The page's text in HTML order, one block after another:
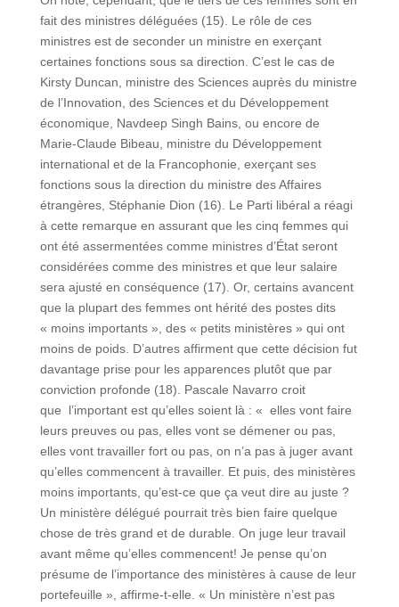
fait des ministres déléguées (15). Le rôle de ces
ministres est de seconder un ministre en exerçant
certaines fonctions sous sa direction. C’est le cas de
Kirsty Duncan, ministre des Sciences auprès du ministre
de l’Innovation, des Sciences et du Développement
économique, Navdeep Singh Bains, ou encore de
Marie-Claude Bibeau, ministre du Développement
international et de la Francophonie, exerçant ses
fonctions sous la direction du ministre des Affaires
étrangères, Stéphanie Dion (16). Le Parti libéral a réagi
à cette remarque en assurant que les cinq femmes qui
ont été assermentées comme ministres d’État seront
considérées comme des ministres et que leur salaire
sera ajusté en conséquence (17). Or, certains avancent
que la plupart des femmes ont hérité des postes dits
« moins importants », des « petits ministères » qui ont
moins de poids. D’autres affirment que cette décision fut
davantage prise pour les apparences plutôt que par
conviction profonde (18). Pascale Navarro croit
que l’important est qu’elles soient là : « elles vont faire
leurs preuves ou pas, elles vont se démener ou pas,
elles vont travailler fort ou pas, on n’a pas à juger avant
qu’elles commencent à travailler. Et puis, des ministères
moins importants, qu’est-ce que ça veut dire au juste ?
Un ministère délégué pourrait très bien faire quelque
chose de très grand et de durable. On juge leur travail
avant même qu’elles commencent! Je pense qu’on
présume de l’importance des ministères à cause de leur
portefeuille », affirme-t-elle. « Un ministère n’est pas